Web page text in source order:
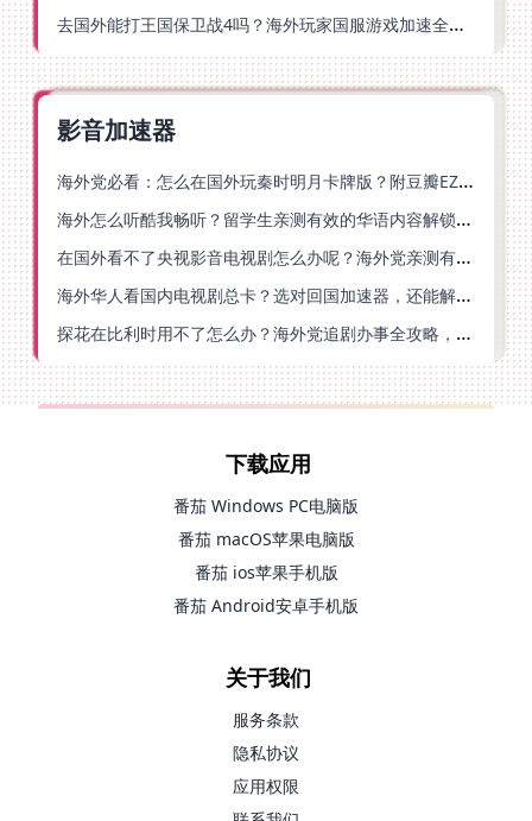
去国外能打王国保卫战4吗？海外玩家国服游戏加速全攻略（附公主连结幻想江湖实测）
影音加速器
海外党必看：怎么在国外玩秦时明月卡牌版？附豆瓣EZCast地区限制破解法
海外怎么听酷我畅听？留学生亲测有效的华语内容解锁指南
在国外看不了央视影音电视剧怎么办呢？海外党亲测有效的回国加速方案
海外华人看国内电视剧总卡？选对回国加速器，还能解决菲律宾打不开反诈中心的问题
探花在比利时用不了怎么办？海外党追剧办事全攻略，选对加速器就够了
下载应用
番茄 Windows PC电脑版
番茄 macOS苹果电脑版
番茄 ios苹果手机版
番茄 Android安卓手机版
关于我们
服务条款
隐私协议
应用权限